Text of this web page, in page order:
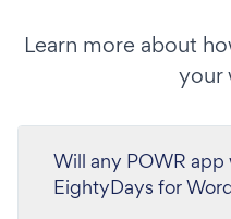
Learn more about
your
Will any POWR
EightyDays for